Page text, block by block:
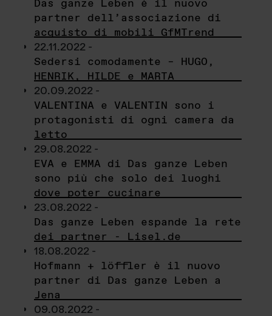
Das ganze Leben è il nuovo
partner dell’associazione di
acquisto di mobili GfMTrend
22.11.2022 -
Sedersi comodamente – HUGO,
HENRIK, HILDE e MARTA
20.09.2022 -
VALENTINA e VALENTIN sono i
protagonisti di ogni camera da
letto
29.08.2022 -
EVA e EMMA di Das ganze Leben
sono più che solo dei luoghi
dove poter cucinare
23.08.2022 -
Das ganze Leben espande la rete
dei partner - Lisel.de
18.08.2022 -
Hofmann + löffler è il nuovo
partner di Das ganze Leben a
Jena
09.08.2022 -